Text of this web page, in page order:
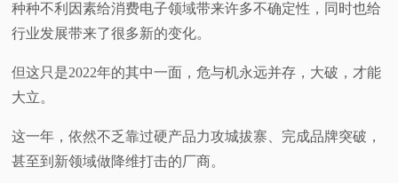
题
种种不利因素给消费电子领域带来许多不确定性，同时也给
行业发展带来了很多新的变化。
但这只是2022年的其中一面，危与机永远并存，大破，才能
大立。
这一年，依然不乏靠过硬产品力攻城拔寨、完成品牌突破，
甚至到新领域做降维打击的厂商。